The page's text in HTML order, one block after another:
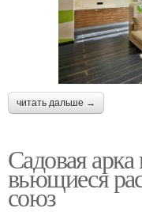
читать дальше →
Садовая арка
вьющиеся
союз